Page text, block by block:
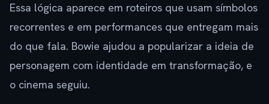
Essa lógica aparece em roteiros que usam símbolos
recorrentes e em performances que entregam mais
do que fala. Bowie ajudou a popularizar a ideia de
personagem com identidade em transformação, e
o cinema seguiu.